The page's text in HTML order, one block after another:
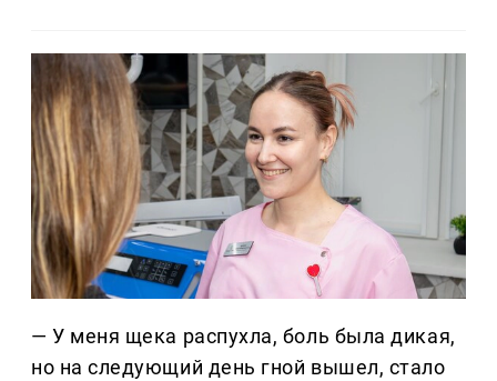
— У меня щека распухла, боль была дикая,
но на следующий день гной вышел, стало